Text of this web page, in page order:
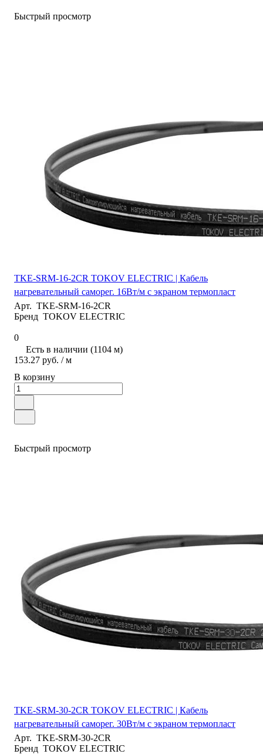
Быстрый просмотр
TKE-SRM-16-2CR TOKOV ELECTRIC | Кабель
нагревательный саморег. 16Вт/м с экраном термопласт
Арт. TKE-SRM-16-2CR
Бренд TOKOV ELECTRIC
0
Есть в наличии (1104 м)
153.27 руб. / м
В корзину
Быстрый просмотр
TKE-SRM-30-2CR TOKOV ELECTRIC | Кабель
нагревательный саморег. 30Вт/м с экраном термопласт
Арт. TKE-SRM-30-2CR
Бренд TOKOV ELECTRIC